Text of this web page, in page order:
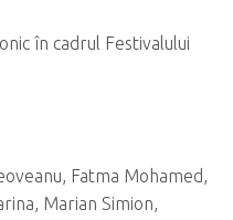
în cadrul Festivalului
Fatma Mohamed,
Marian Simion,